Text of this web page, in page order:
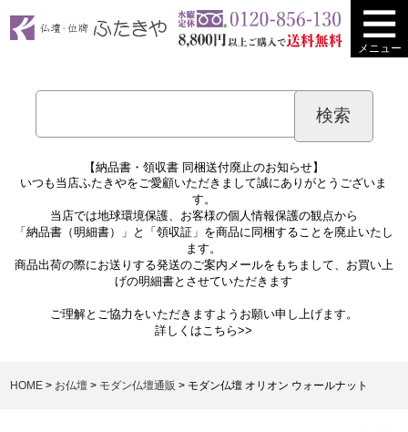
メニュー
【納品書・領収書 同梱送付廃止のお知らせ】
いつも当店ふたきやをご愛顧いただきまして誠にありがとうございま
す。
当店では地球環境保護、お客様の個人情報保護の観点から
「納品書（明細書）」と「領収証」を商品に同梱することを廃止いたし
ます。
商品出荷の際にお送りする発送のご案内メールをもちまして、お買い上
げの明細書とさせていただきます
ご理解とご協力をいただきますようお願い申し上げます。
詳しくはこちら>>
HOME お仏壇 モダン仏壇通販 モダン仏壇 オリオン ウォールナット